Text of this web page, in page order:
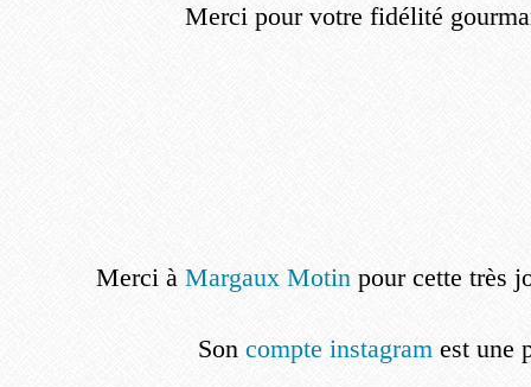
Merci pour votre fidélité
Merci à Margaux Motinpour cette très
Son compte instagram est une